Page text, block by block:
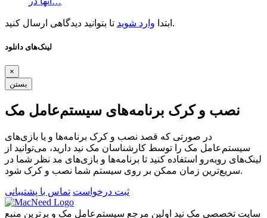
ابتدا وارد شوید تا بتوانید دیدگاهی ارسال کنید.
لینک‌های دانلود
×
بستن
نصب و کرک برنامه‌های سیستم‌عامل مک
در صورتی که قصد نصب و کرک برنامه‌ها و یا بازی‌های
سیستم‌عامل مک را توسط کارشناسان مک نید دارید، می‌توانید از
لینک‌های رو‌به‌رو استفاده کنید تا برنامه‌ها و بازی‌های مد نظر شما در
سریع‌ترین زمان ممکن بر روی سیستم شما نصب و کرک شود.
ثبت درخواست تماس با پشتیبانی
سایت تخصصی مک نید اولین مرجع سیستم‌عامل مک و برترین منبع